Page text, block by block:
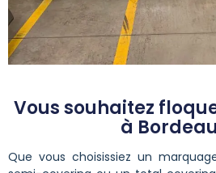
Vous souhaitez
à
Que vous choisissiez un